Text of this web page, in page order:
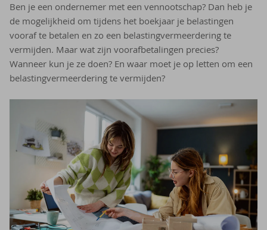
Ben je een ondernemer met een vennootschap? Dan heb je
de mogelijkheid om tijdens het boekjaar je belastingen
vooraf te betalen en zo een belastingvermeerdering te
vermijden. Maar wat zijn voorafbetalingen precies?
Wanneer kun je ze doen? En waar moet je op letten om een
belastingvermeerdering te vermijden?